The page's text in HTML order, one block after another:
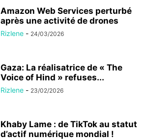
Amazon Web Services perturbé
après une activité de drones
Rizlene - 24/03/2026
Gaza: La réalisatrice de « The
Voice of Hind » refuses...
Rizlene - 23/02/2026
Khaby Lame : de TikTok au statut
d’actif numérique mondial !